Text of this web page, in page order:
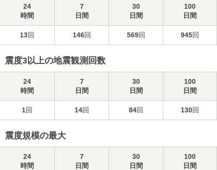
24
時間
7
日間
30
日間
100
日間
13回 146回 569回 945回
震度3以上の地震観測回数
24
時間
7
日間
30
日間
100
日間
1回 14回 84回 130回
震度規模の最大
24
時間
7
日間
30
日間
100
日間